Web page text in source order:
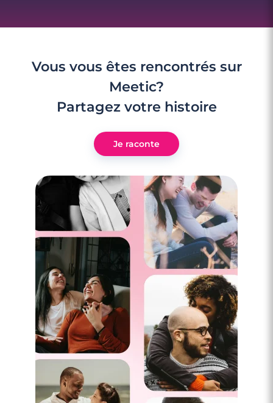
Faire des rencontres à Colmar
Vous vous êtes rencontrés sur
Meetic?
Partagez votre histoire
Je raconte